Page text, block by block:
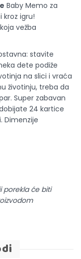
Baby Memo za
kroz igru!
vežba
stavite
dete podiže
na slici i vraća
životinju, treba da
Super zabavan
24 kartice
Dimenzije
porekla će biti